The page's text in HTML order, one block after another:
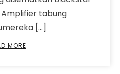
tabung
[…]
MORE